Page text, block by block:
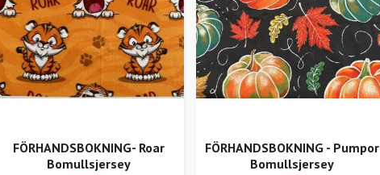
FÖRHANDSBOKNING- Roar
Bomullsjersey
FÖRHANDSBOKNING - Pumpor
Bomullsjersey